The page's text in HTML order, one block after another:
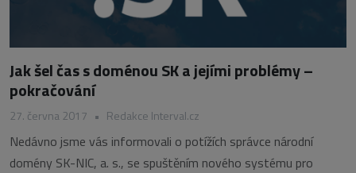
Jak šel čas s doménou SK a jejími problémy –
pokračování
27. června 2017 • Redakce Interval.cz
Nedávno jsme vás informovali o potížích správce národní
domény SK-NIC, a. s., se spuštěním nového systému pro